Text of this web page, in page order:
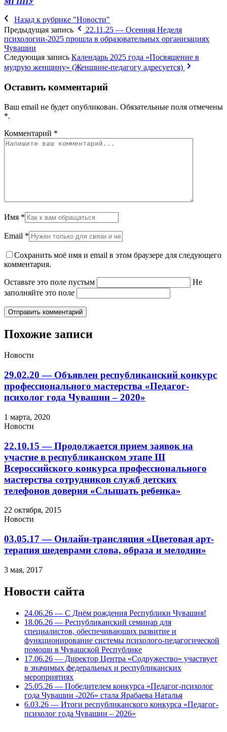
Назад к рубрике "Новости"
Предыдущая запись
22.11.25 — Осенняя Неделя
психологии-2025 прошла в образовательных организациях
Чувашии
Следующая запись Календарь 2025 года «Посвящение в
мудрую женщину» (Женщине-педагогу адресуется)
Оставить комментарий
Ваш email не будет опубликован. Обязательные поля отмечены
*.
Комментарий *
Имя *
Email *
Сохранить моё имя и email в этом браузере для следующего
комментария.
Оставьте это поле пустым
Не
заполняйте это поле
Похожие записи
Новости
29.02.20 — Объявлен республиканский конкурс
профессионального мастерства «Педагог-
психолог года Чувашии – 2020»
1 марта, 2020
Новости
22.10.15 — Продолжается прием заявок на
участие в республиканском этапе III
Всероссийского конкурса профессионального
мастерства сотрудников служб детских
телефонов доверия «Слышать ребенка»
22 октября, 2015
Новости
03.05.17 — Онлайн-трансляция «Цветовая арт-
терапия шедеврами слова, образа и мелодии»
3 мая, 2017
Новости сайта
24.06.26 — С Днём рождения Республики Чувашия!
18.06.26 — Республиканский семинар для
специалистов, обеспечивающих развитие и
функционирование системы психолого-педагогической
помощи в Чувашской Республике
17.06.26 — Директор Центра «Содружество» участвует
в значимых федеральных и республиканских
мероприятиях
25.05.26 — Победителем конкурса «Педагог-психолог
года Чувашии -2026» стала Ярабаева Наталья
6.03.26 — Итоги республиканского конкурса «Педагог-
психолог года Чувашии – 2026»